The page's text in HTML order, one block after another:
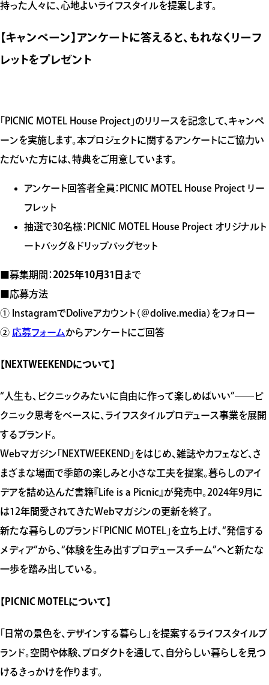
持った人々に、心地よいライフスタイルを提案します。
【キャンペーン】アンケートに答えると、もれなくリーフ
レットをプレゼント
「PICNIC MOTEL House Project」のリリースを記念して、キャンペ
ーンを実施します。本プロジェクトに関するアンケートにご協力い
ただいた方には、特典をご用意しています。
アンケート回答者全員：PICNIC MOTEL House Project リー
フレット
抽選で30名様：PICNIC MOTEL House Project オリジナルト
ートバッグ＆ドリップバッグセット
■募集期間：2025年10月31日 まで
■応募方法
① InstagramでDoliveアカウント（＠dolive.media）をフォロー
② 応募フォームからアンケートにご回答
【NEXTWEEKENDについて】
“人生も、ピクニックみたいに自由に作って楽しめばいい”──ピ
クニック思考をベースに、ライフスタイルプロデュース事業を展開
するブランド。
Webマガジン「NEXTWEEKEND」をはじめ、雑誌やカフェなど、さ
まざまな場面で季節の楽しみと小さな工夫を提案。暮らしのアイ
デアを詰め込んだ書籍『Life is a Picnic』が発売中。2024年9月に
は12年間愛されてきたWebマガジンの更新を終了。
新たな暮らしのブランド「PICNIC MOTEL」を立ち上げ、“発信する
メディア”から、“体験を生み出すプロデュースチーム”へと新たな
一歩を踏み出している。
【PICNIC MOTELについて】
「日常の景色を、デザインする暮らし」を提案するライフスタイルブ
ランド。空間や体験、プロダクトを通して、自分らしい暮らしを見つ
けるきっかけを作ります。